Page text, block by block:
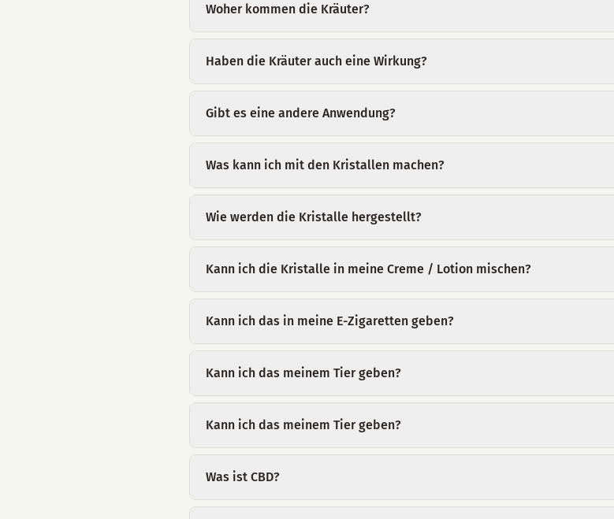
Woher kommen die Kräuter?
Haben die Kräuter auch eine Wirkung?
Gibt es eine andere Anwendung?
Was kann ich mit den Kristallen machen?
Wie werden die Kristalle hergestellt?
Kann ich die Kristalle in meine Creme / Lotion mischen?
Kann ich das in meine E-Zigaretten geben?
Kann ich das meinem Tier geben?
Kann ich das meinem Tier geben?
Was ist CBD?